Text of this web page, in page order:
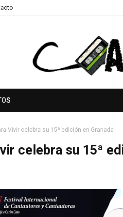
Vivir celebra su 15ª edición en Granada
celebra su 15ª